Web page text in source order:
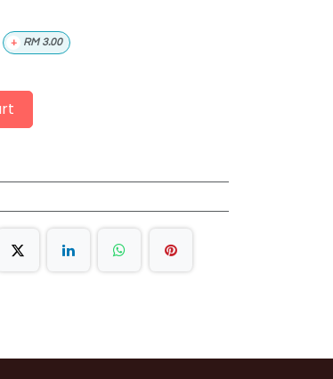
+ RM 3.00